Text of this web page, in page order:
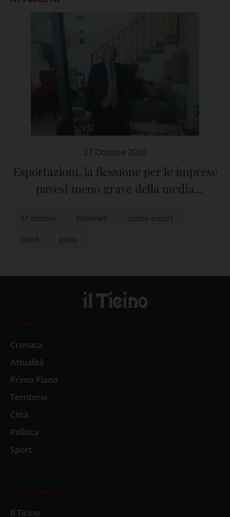
27 Ottobre 2020
Esportazioni, la flessione per le imprese
pavesi meno grave della media
27 ottobre bottarelli corzio export
covid pavia
News
Cronaca
Attualità
Primo Piano
Territorio
Città
Politica
Sport
Il settimanale
Il Ticino